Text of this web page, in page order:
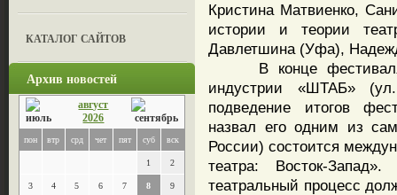
КАТАЛОГ САЙТОВ
Архив новостей
август
2026
пон втр срд чет пят суб вск
1 2
3 4 5 6 7 8 9
Кристина Матвиенко,
истории и теории
Давлетшина (Уфа),
В конце фестиваля,
индустрии «ШТАБ»
подведение итогов
назвал его одним из
России) состоится
театра: Восток-
театральный процесс